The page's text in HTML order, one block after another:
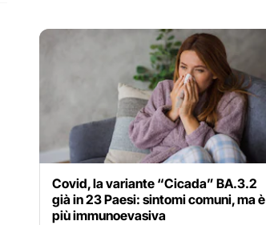
Covid, la variante “Cicada” BA.3.2
già in 23 Paesi: sintomi comuni, ma è
più immunoevasiva